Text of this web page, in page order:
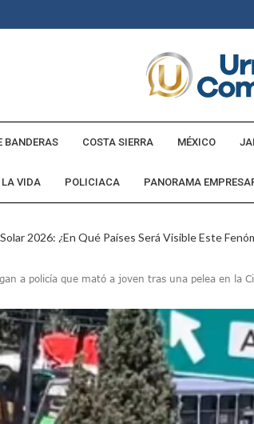
BANDERAS COSTA SIERRA MÉXICO
VIDA POLICIACA PANORAMA
2026: ¿En Qué Países Será Visible Este
Vallarta Reporta Caída En Ocupación Hotelera
Pide Oración Para Puerto Vallarta Ante La
Integra A Estrategia Nacional Para Sembrar 6.6
Presunto Secuestro Virtual De Un Menor De 13
Respiratorias Encabezan Las Principales
La Casa De La Cultura En Mascota Con
a policía que mató a joven tras una pelea en la